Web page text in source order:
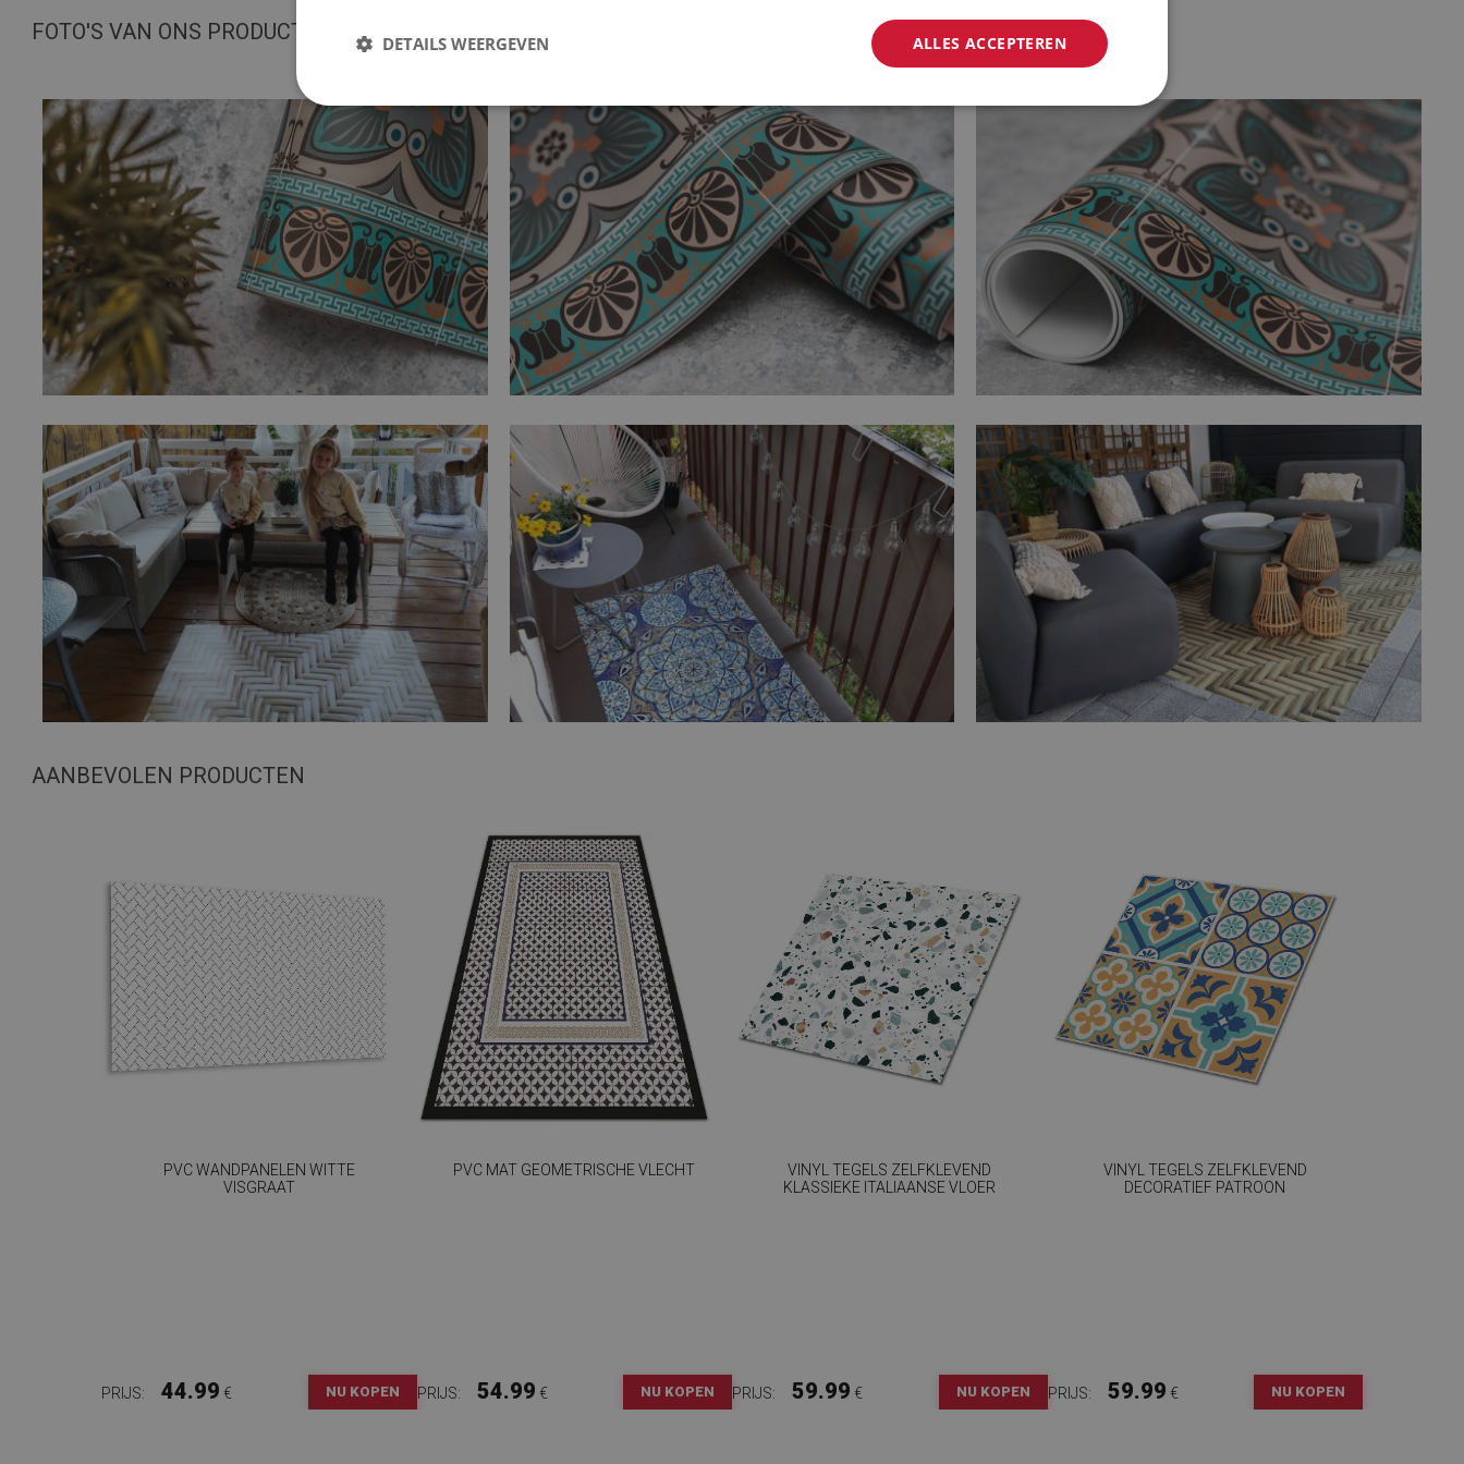
FOTO'S VAN ONS PRODUCT
AANBEVOLEN PRODUCTEN
PVC WANDPANELEN WITTE
VISGRAAT
PRIJS: 44.99 € NU KOPEN
PVC MAT GEOMETRISCHE VLECHT
PRIJS: 54.99 € NU KOPEN
VINYL TEGELS ZELFKLEVEND
KLASSIEKE ITALIAANSE VLOER
PRIJS: 59.99 € NU KOPEN
VINYL TEGELS ZELFKLEVEND
DECORATIEF PATROON
PRIJS: 59.99 € NU KOPEN
ALLES ACCEPTEREN
DETAILS WEERGEVEN